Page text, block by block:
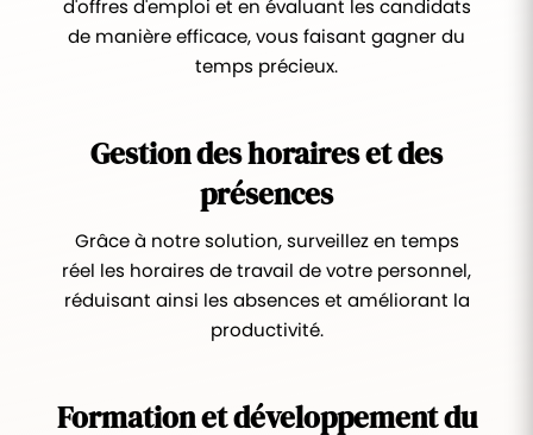
d'offres d'emploi et en évaluant les candidats
de manière efficace, vous faisant gagner du
temps précieux.
Gestion des horaires et des
présences
Grâce à notre solution, surveillez en temps
réel les horaires de travail de votre personnel,
réduisant ainsi les absences et améliorant la
productivité.
Formation et développement du